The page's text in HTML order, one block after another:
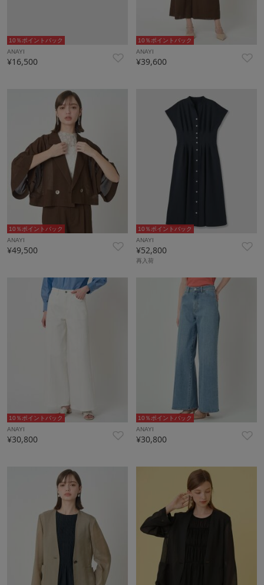
10％ポイントバック
ANAYI
¥16,500
10％ポイントバック
ANAYI
¥39,600
10％ポイントバック
ANAYI
¥49,500
10％ポイントバック
ANAYI
¥52,800
再入荷
10％ポイントバック
ANAYI
¥30,800
10％ポイントバック
ANAYI
¥30,800